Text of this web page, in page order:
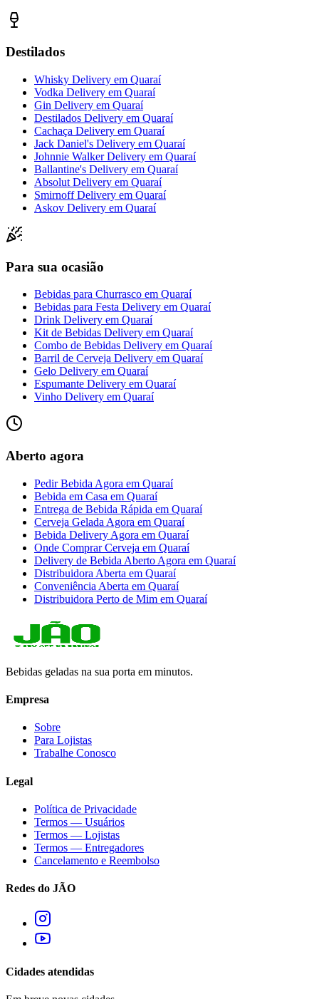
Destilados
Whisky Delivery em Quaraí
Vodka Delivery em Quaraí
Gin Delivery em Quaraí
Destilados Delivery em Quaraí
Cachaça Delivery em Quaraí
Jack Daniel's Delivery em Quaraí
Johnnie Walker Delivery em Quaraí
Ballantine's Delivery em Quaraí
Absolut Delivery em Quaraí
Smirnoff Delivery em Quaraí
Askov Delivery em Quaraí
Para sua ocasião
Bebidas para Churrasco em Quaraí
Bebidas para Festa Delivery em Quaraí
Drink Delivery em Quaraí
Kit de Bebidas Delivery em Quaraí
Combo de Bebidas Delivery em Quaraí
Barril de Cerveja Delivery em Quaraí
Gelo Delivery em Quaraí
Espumante Delivery em Quaraí
Vinho Delivery em Quaraí
Aberto agora
Pedir Bebida Agora em Quaraí
Bebida em Casa em Quaraí
Entrega de Bebida Rápida em Quaraí
Cerveja Gelada Agora em Quaraí
Bebida Delivery Agora em Quaraí
Onde Comprar Cerveja em Quaraí
Delivery de Bebida Aberto Agora em Quaraí
Distribuidora Aberta em Quaraí
Conveniência Aberta em Quaraí
Distribuidora Perto de Mim em Quaraí
Bebidas geladas na sua porta em minutos.
Empresa
Sobre
Para Lojistas
Trabalhe Conosco
Legal
Política de Privacidade
Termos — Usuários
Termos — Lojistas
Termos — Entregadores
Cancelamento e Reembolso
Redes do JÃO
Cidades atendidas